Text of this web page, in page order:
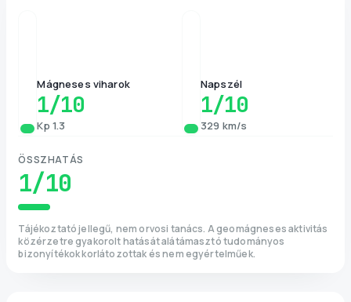
Mágneses viharok
1/10
Kp 1.3
Napszél
1/10
329 km/s
ÖSSZHATÁS
1/10
Tájékoztató jellegű, nem orvosi tanács. A geomágneses aktivitás
közérzetre gyakorolt hatását alátámasztó tudományos
bizonyítékok korlátozottak és nem egyértelműek.